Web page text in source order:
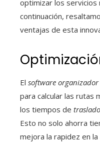
optimizar los servicios
continuación,
ventajas de esta
El software
para calcular las rutas
los tiempos de
Esto no solo ahorra
mejora la rapidez en